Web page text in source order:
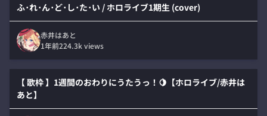
ふ･れ･ん･ど･し･た･い / ホロライブ1期生 (cover)
赤井はあと
1年前224.3kviews
【 歌枠 】1週間のおわりにうたうっ！🍋【ホロライブ/赤井は
あと】